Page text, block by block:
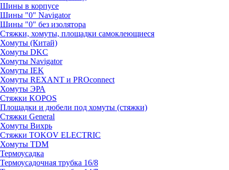
Шины в корпусе
Шины "0" Navigator
Шины "0" без изолятора
Стяжки, хомуты, площадки самоклеющиеся
Хомуты (Китай)
Хомуты DKC
Хомуты Navigator
Хомуты IEK
Хомуты REXANT и PROconnect
Хомуты ЭРА
Стяжки KOPOS
Площадки и дюбели под хомуты (стяжки)
Стяжки General
Хомуты Вихрь
Стяжки TOKOV ELECTRIC
Хомуты TDM
Термоусадка
Термоусадочная трубка 16/8